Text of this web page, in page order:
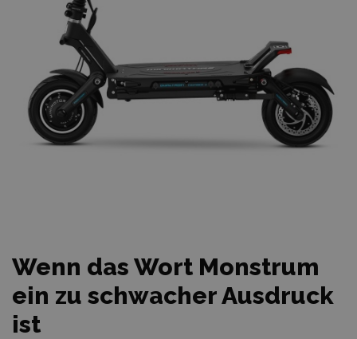
Wenn das Wort Monstrum
ein zu schwacher Ausdruck
ist